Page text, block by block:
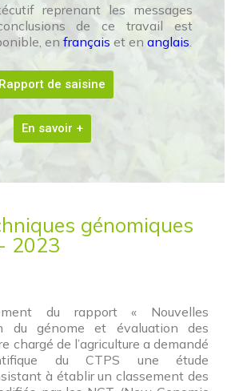
reprenant les messages
de ce travail est
en français et en anglais
Rapport de saisine
En savoir +
génomiques
2023
du rapport « Nouvelles
du génome et évaluation des
chargé de l’agriculture a demandé
du CTPS une étude
à établir un classement des